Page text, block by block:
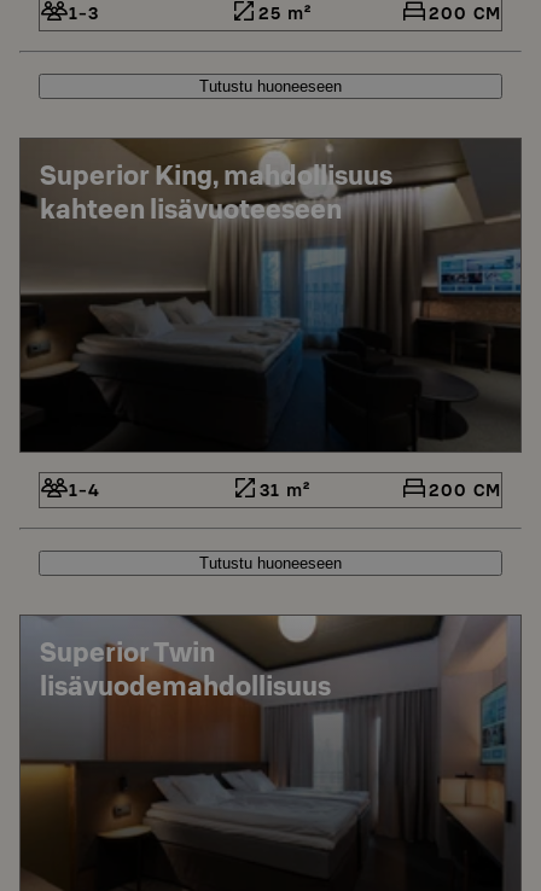
1-3 25 m² 200 CM
Tutustu huoneeseen
Superior King, mahdollisuus
kahteen lisävuoteeseen
1-4 31 m² 200 CM
Tutustu huoneeseen
Superior Twin
lisävuodemahdollisuus